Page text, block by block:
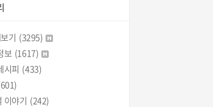
기 (3295)
보 (1617)
시피 (433)
이야기 (242)